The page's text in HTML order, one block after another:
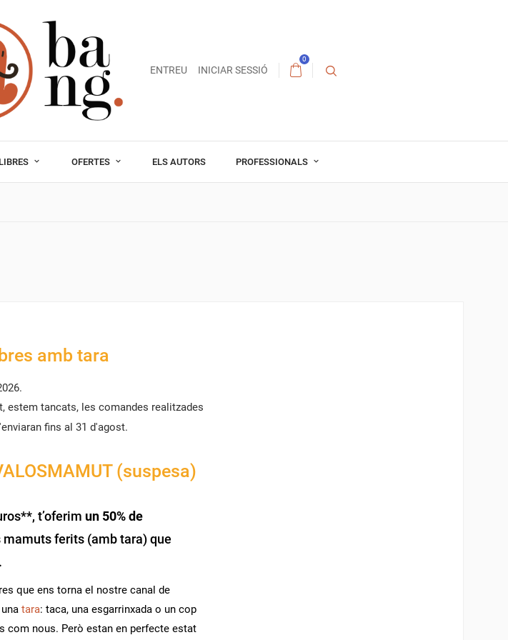
ENTREU INICIAR SESSIÓ
0
OFERTES ELS AUTORS PROFESSIONALS
amb tara
estem tancats, les comandes realitzades
fins al 31 d'agost.
(suspesa)
t’oferim un 50% de
mamuts ferits (amb tara) que
que ens torna el nostre canal de
tara: taca, una esgarrinxada o un cop
com nous. Però estan en perfecte estat
DESITJOS